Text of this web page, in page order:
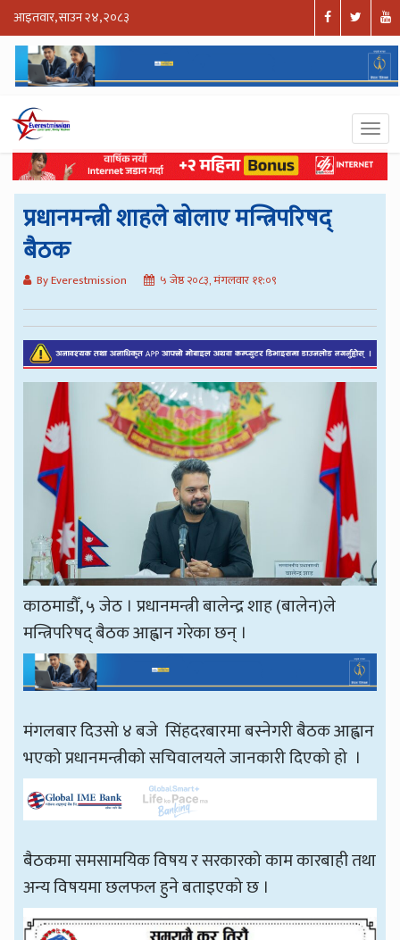
आइतवार, साउन २४, २०८३
प्रधानमन्त्री शाहले बोलाए मन्त्रिपरिषद्
बैठक
By Everestmission ५ जेष्ठ २०८३, मंगलवार ११:०९
काठमाडौँ, ५ जेठ । प्रधानमन्त्री बालेन्द्र शाह (बालेन)ले
मन्त्रिपरिषद् बैठक आह्वान गरेका छन् ।
मंगलबार दिउसो ४ बजे सिंहदरबारमा बस्नेगरी बैठक आह्वान
भएको प्रधानमन्त्रीको सचिवालयले जानकारी दिएको हो ।
बैठकमा समसामयिक विषय र सरकारको काम कारबाही तथा
अन्य विषयमा छलफल हुने बताइएको छ ।